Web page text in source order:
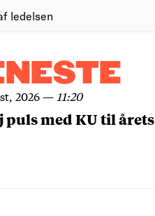
ledelsen
2026— 11:20
puls med KU til årets